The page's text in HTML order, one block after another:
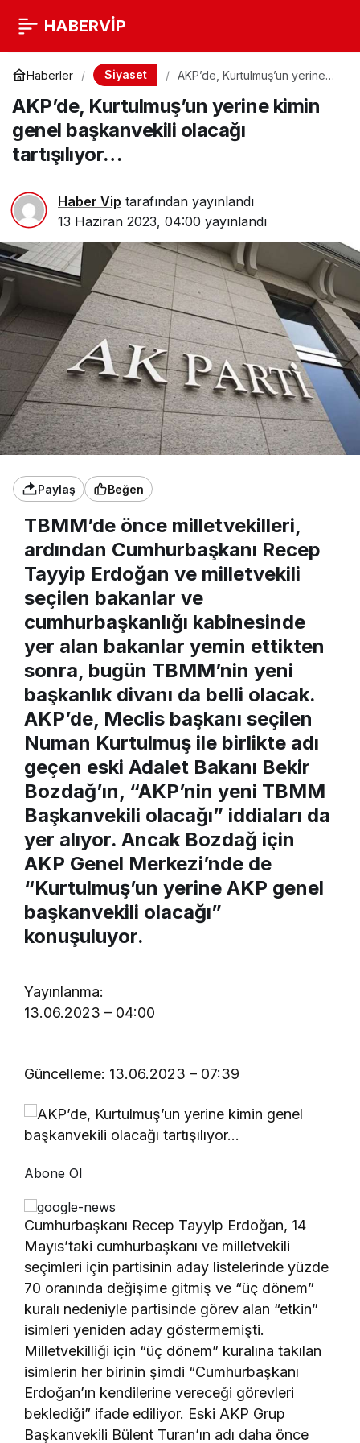
HABERVİP
Haberler Siyaset
AKP’de, Kurtulmuş’un yerine
olacağı tartışılıyor…
AKP’de, Kurtulmuş’un yerine kimin
genel başkanvekili olacağı
tartışılıyor…
Haber Vip tarafından yayınlandı
13 Haziran 2023, 04:00 yayınlandı
Paylaş Beğen
TBMM’de önce milletvekilleri,
ardından Cumhurbaşkanı Recep
Tayyip Erdoğan ve milletvekili
seçilen bakanlar ve
cumhurbaşkanlığı kabinesinde
yer alan bakanlar yemin ettikten
sonra, bugün TBMM’nin yeni
başkanlık divanı da belli olacak.
AKP’de, Meclis başkanı seçilen
Numan Kurtulmuş ile birlikte adı
geçen eski Adalet Bakanı Bekir
Bozdağ’ın, “AKP’nin yeni TBMM
Başkanvekili olacağı” iddiaları da
yer alıyor. Ancak Bozdağ için
AKP Genel Merkezi’nde de
“Kurtulmuş’un yerine AKP genel
başkanvekili olacağı”
konuşuluyor.
Yayınlanma:
13.06.2023 – 04:00
Güncelleme: 13.06.2023 – 07:39
Abone Ol
Cumhurbaşkanı Recep Tayyip Erdoğan, 14
Mayıs’taki cumhurbaşkanı ve milletvekili
seçimleri için partisinin aday listelerinde yüzde
70 oranında değişime gitmiş ve “üç dönem”
kuralı nedeniyle partisinde görev alan “etkin”
isimleri yeniden aday göstermemişti.
Milletvekilliği için “üç dönem” kuralına takılan
isimlerin her birinin şimdi “Cumhurbaşkanı
Erdoğan’ın kendilerine vereceği görevleri
beklediği” ifade ediliyor. Eski AKP Grup
Başkanvekili Bülent Turan’ın adı daha önce